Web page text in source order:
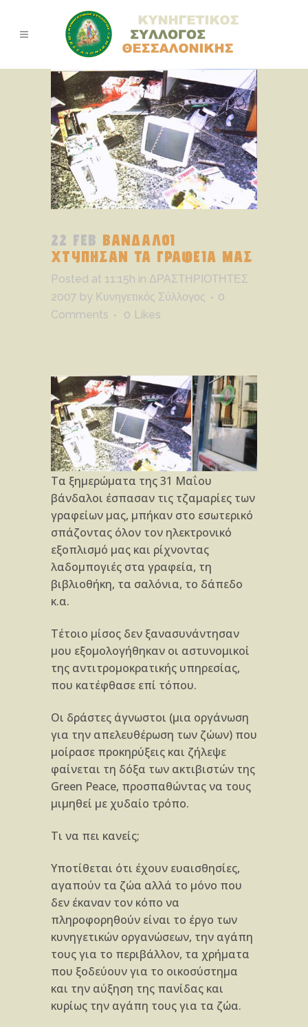
22 FEB ΒΑΝΔΑΛΟΙ
ΧΤΥΠΗΣΑΝ ΤΑ ΓΡΑΦΕΙΑ ΜΑΣ
Posted at 11:15h in ΔΡΑΣΤΗΡΙΟΤΗΤΕΣ
2007 by Κυνηγετικός Σύλλογος
0
Comments
0 Likes
Τα ξημερώματα της 31 Μαΐου
βάνδαλοι έσπασαν τις τζαμαρίες των
γραφείων μας, μπήκαν στο εσωτερικό
σπάζοντας όλον τον ηλεκτρονικό
εξοπλισμό μας και ρίχνοντας
λαδομπογιές στα γραφεία, τη
βιβλιοθήκη, τα σαλόνια, το δάπεδο
κ.α.
Τέτοιο μίσος δεν ξανασυνάντησαν
μου εξομολογήθηκαν οι αστυνομικοί
της αντιτρομοκρατικής υπηρεσίας,
που κατέφθασε επί τόπου.
Οι δράστες άγνωστοι (μια οργάνωση
για την απελευθέρωση των ζώων) που
μοίρασε προκηρύξεις και ζήλεψε
φαίνεται τη δόξα των ακτιβιστών της
Green Peace, προσπαθώντας να τους
μιμηθεί με χυδαίο τρόπο.
Τι να πει κανείς;
Υποτίθεται ότι έχουν ευαισθησίες,
αγαπούν τα ζώα αλλά το μόνο που
δεν έκαναν τον κόπο να
πληροφορηθούν είναι το έργο των
κυνηγετικών οργανώσεων, την αγάπη
τους για το περιβάλλον, τα χρήματα
που ξοδεύουν για το οικοσύστημα
και την αύξηση της πανίδας και
κυρίως την αγάπη τους για τα ζώα.